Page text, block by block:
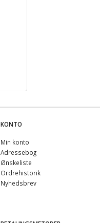
KONTO
Min konto
Adressebog
Ønskeliste
Ordrehistorik
Nyhedsbrev